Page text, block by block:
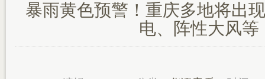
暴雨黄色预警！重庆多地将出
电、阵性大风等